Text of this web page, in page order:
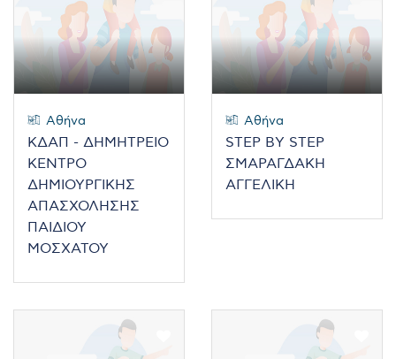
Αθήνα
ΚΔΑΠ - ΔΗΜΗΤΡΕΙΟ
ΚΕΝΤΡΟ
ΔΗΜΙΟΥΡΓΙΚΗΣ
ΑΠΑΣΧΟΛΗΣΗΣ
ΠΑΙΔΙΟΥ
ΜΟΣΧΑΤΟΥ
Αθήνα
STEP BY STEP
ΣΜΑΡΑΓΔΑΚΗ
ΑΓΓΕΛΙΚΗ